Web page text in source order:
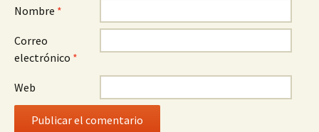
Nombre *
Correo
electrónico *
Web